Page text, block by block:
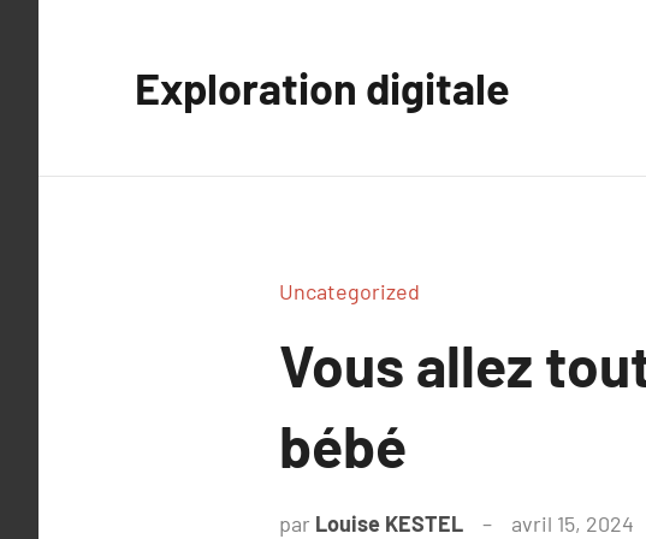
Exploration digitale
Uncategorized
Vous allez
bébé
par Louise KESTEL avril 15, 2024